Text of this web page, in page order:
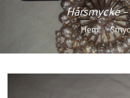
Hårsmycke
Hem /